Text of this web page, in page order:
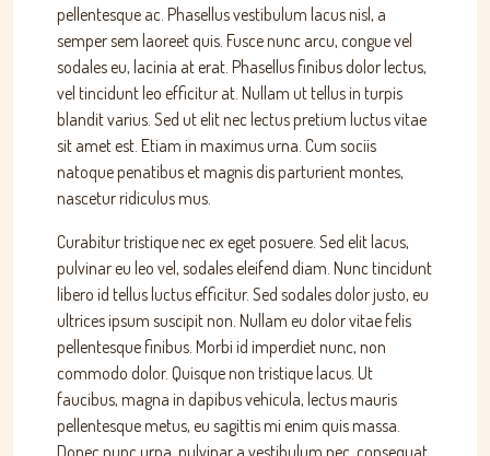
pellentesque ac. Phasellus vestibulum lacus nisl, a
semper sem laoreet quis. Fusce nunc arcu, congue vel
sodales eu, lacinia at erat. Phasellus finibus dolor lectus,
vel tincidunt leo efficitur at. Nullam ut tellus in turpis
blandit varius. Sed ut elit nec lectus pretium luctus vitae
sit amet est. Etiam in maximus urna. Cum sociis
natoque penatibus et magnis dis parturient montes,
nascetur ridiculus mus.
Curabitur tristique nec ex eget posuere. Sed elit lacus,
pulvinar eu leo vel, sodales eleifend diam. Nunc tincidunt
libero id tellus luctus efficitur. Sed sodales dolor justo, eu
ultrices ipsum suscipit non. Nullam eu dolor vitae felis
pellentesque finibus. Morbi id imperdiet nunc, non
commodo dolor. Quisque non tristique lacus. Ut
faucibus, magna in dapibus vehicula, lectus mauris
pellentesque metus, eu sagittis mi enim quis massa.
Donec nunc urna, pulvinar a vestibulum nec, consequat